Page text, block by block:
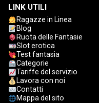
LINK UTILI
Ragazze in Linea
Blog
Ruota delle Fantasie
Slot erotica
Test fantasia
Categorie
Tariffe del servizio
Lavora con noi
Contatti
Mappa del sito